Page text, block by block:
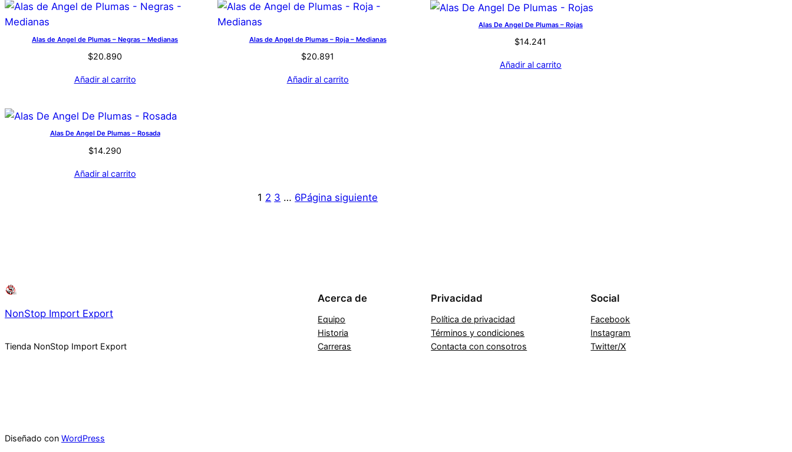
Alas de Angel de Plumas – Negras – Medianas
$20.890
Añadir al carrito
Alas de Angel de Plumas – Roja – Medianas
$20.891
Añadir al carrito
Alas De Angel De Plumas – Rojas
$14.241
Añadir al carrito
Alas De Angel De Plumas – Rosada
$14.290
Añadir al carrito
1 2 3 … 6Página siguiente
NonStop Import Export
Tienda NonStop Import Export
Acerca de
Equipo
Historia
Carreras
Privacidad
Política de privacidad
Términos y condiciones
Contacta con consotros
Social
Facebook
Instagram
Twitter/X
Diseñado con WordPress